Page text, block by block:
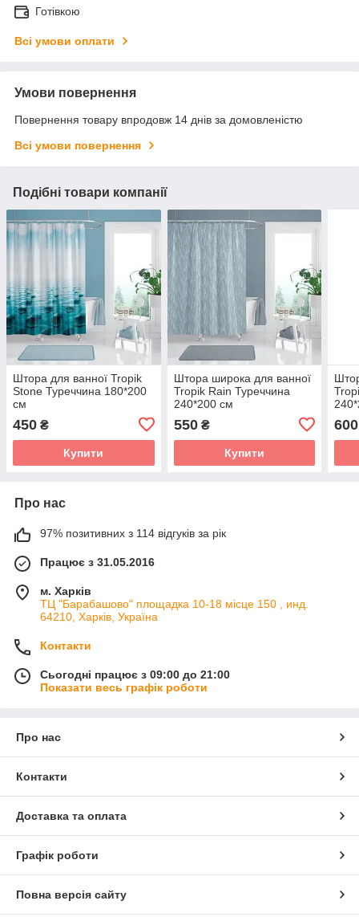
Готівкою
Всі умови оплати
Умови повернення
Повернення товару впродовж 14 днів за домовленістю
Всі умови повернення
Подібні товари компанії
Штора для ванної Tropik
Stone Туреччина 180*200
см
450 ₴
Купити
Штора широка для ванної
Tropik Rain Туреччина
240*200 см
550₴
Купити
600
Про нас
97% позитивних з 114 відгуків за рік
Працює з 31.05.2016
м. Харків
ТЦ "Барабашово" площадка 10-18 місце 150 , инд.
64210, Харків, Україна
Контакти
Сьогодні працює з 09:00 до 21:00
Показати весь графік роботи
Про нас
Контакти
Доставка та оплата
Графік роботи
Повна версія сайту